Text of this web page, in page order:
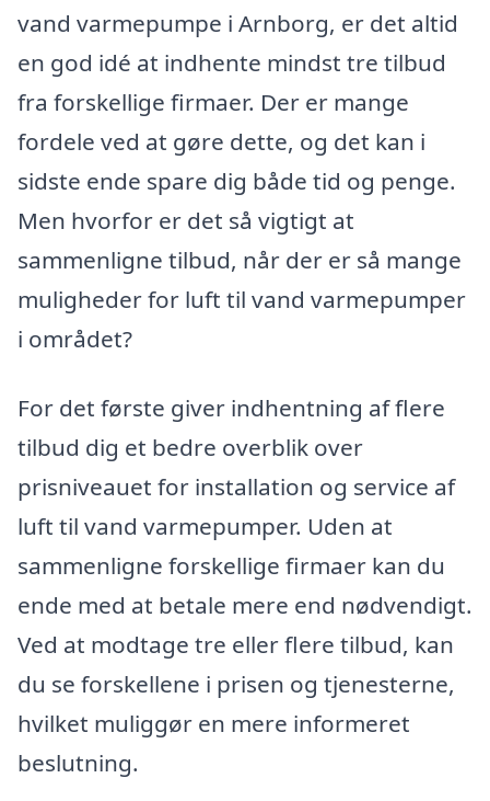
vand varmepumpe i Arnborg, er det altid
en god idé at indhente mindst tre tilbud
fra forskellige firmaer. Der er mange
fordele ved at gøre dette, og det kan i
sidste ende spare dig både tid og penge.
Men hvorfor er det så vigtigt at
sammenligne tilbud, når der er så mange
muligheder for luft til vand varmepumper
i området?
For det første giver indhentning af flere
tilbud dig et bedre overblik over
prisniveauet for installation og service af
luft til vand varmepumper. Uden at
sammenligne forskellige firmaer kan du
ende med at betale mere end nødvendigt.
Ved at modtage tre eller flere tilbud, kan
du se forskellene i prisen og tjenesterne,
hvilket muliggør en mere informeret
beslutning.